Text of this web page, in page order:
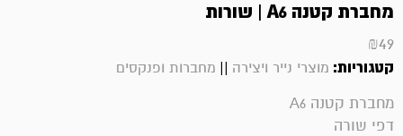
מחברת קטנה A6 | שורות
₪49
קטגוריות: מוצרי נייר ויצירה || מחברות ופנקסים
מחברת קטנה A6
דפי שורה